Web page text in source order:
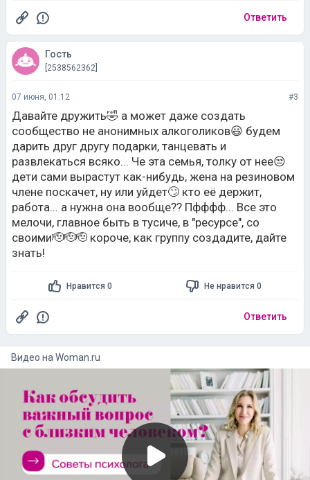
Ответить
Гость
[2538562362]
07 июня, 01:12 #3
Давайте дружить🤣 а может даже создать
сообщество не анонимных алкоголиков😃 будем
дарить друг другу подарки, танцевать и
развлекаться всяко... Че эта семья, толку от нее😒
дети сами вырастут как-нибудь, жена на резиновом
члене поскачет, ну или уйдет🙄 кто её держит,
работа... а нужна она вообще?? Пфффф... Все это
мелочи, главное быть в тусиче, в "ресурсе", со
своими🫡🫡🫡 короче, как группу создадите, дайте
знать!
Нравится 0 Не нравится 0
Ответить
Видео на woman.ru